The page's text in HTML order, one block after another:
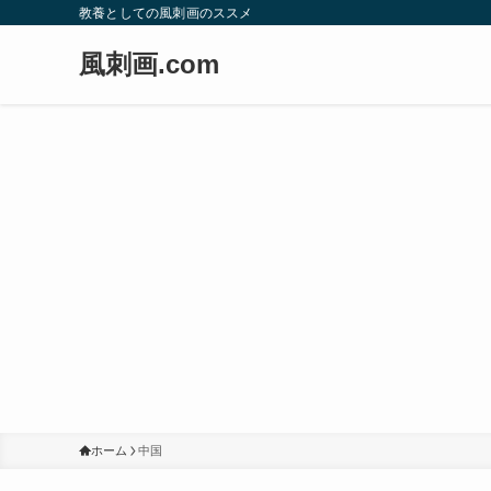
教養としての風刺画のススメ
風刺画.com
ホーム 中国